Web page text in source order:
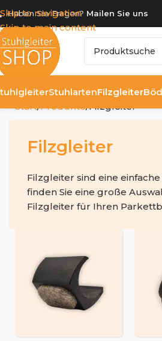
Skip to navigation
Skip to main content
Haben Sie Fragen? Mailen Sie uns
StuhlartenFilzgleiter
Start Produkte Filzgleiter
Filzgleiter
Filzgleiter sind eine
finden Sie eine große
Filzgleiter für Ihren